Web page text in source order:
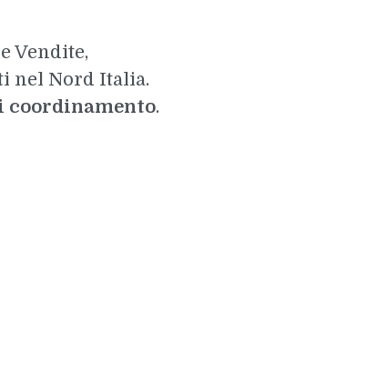
Vendite,
nel Nord Italia.
coordinamento.